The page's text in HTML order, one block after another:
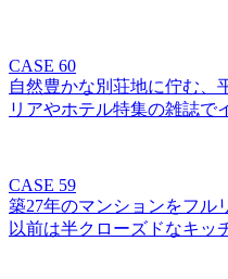
CASE 60
自然豊かな別荘地に佇む、
リアやホテル特集の雑誌で
CASE 59
築27年のマンションをフル
以前は半クローズドなキッ